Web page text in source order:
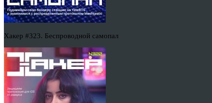
Хакер #323. Беспроводной самопал